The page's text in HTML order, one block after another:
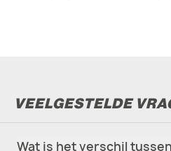
VEELGESTELDE
Wat is het verschil